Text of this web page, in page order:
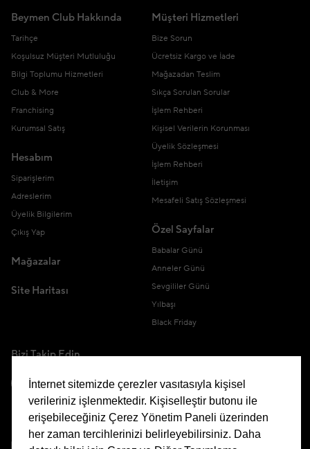
Beymen Club Hakkında
Tarihçe
Koşulsuz Müşteri Mutluluğu
Bilgi Toplumu Hizmetleri
Club & More
Franchising
Kurumsal Satış
Hesabım
Siparişlerim
Adreslerim
Üyelik Bilgilerim
Çıkış Yap
Mağazalar
Site Haritası
Müşteri Hizmetleri
Bize Sorun
Ücretsiz Kargo ve İade
Mağazadan Teslim
Sıkça Sorulan Sorular
İşlem Rehberi
Kişisel Verilerin Korunması
Üyelik Sözleşmesi
İşlem Rehberi
İletişim
Mesafeli Satış Sözleşmesi
Özel Sayfalar
Babalar Günü
Anneler Günü
Sevgililer Günü
Yılbaşı
Black Friday
Bizi Takip Edin
Uygulamamızı İndirin
İnternet sitemizde çerezler vasıtasıyla kişisel
verileriniz işlenmektedir. Kişiselleştir butonu ile
erişebileceğiniz Çerez Yönetim Paneli üzerinden
her zaman tercihlerinizi belirleyebilirsiniz. Daha